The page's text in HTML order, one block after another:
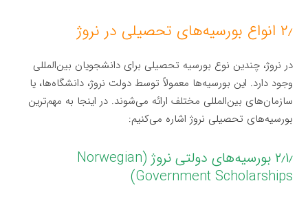
۲٫ انواع بورسیه‌های تحصیلی در نروژ
در نروژ، چندین نوع بورسیه تحصیلی برای دانشجویان بین‌المللی
وجود دارد. این بورسیه‌ها معمولاً توسط دولت نروژ، دانشگاه‌ها، یا
سازمان‌های بین‌المللی مختلف ارائه می‌شوند. در اینجا به مهم‌ترین
بورسیه‌های تحصیلی نروژ اشاره می‌کنیم:
۲٫۱٫ بورسیه‌های دولتی نروژ (Norwegian
Government Scholarships)